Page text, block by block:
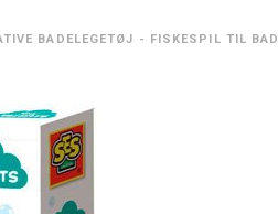
BADELEGETØJ - FISKESPIL TIL BAD